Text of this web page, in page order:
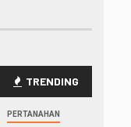
TRENDING
PERTANAHAN